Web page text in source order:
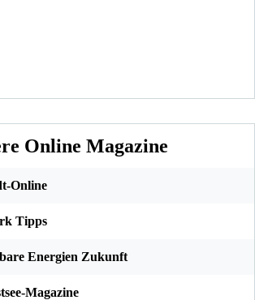
Online Magazine
Online
Tipps
Energien Zukunft
Magazine